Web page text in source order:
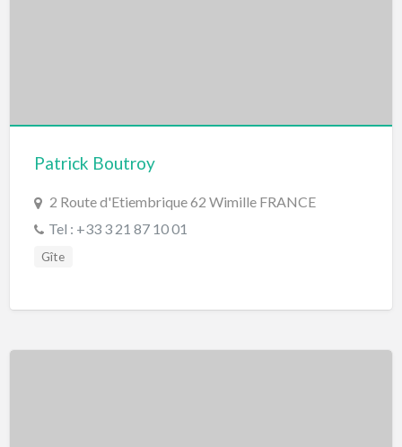
Patrick Boutroy
2 Route d'Etiembrique 62 Wimille FRANCE
Tel : +33 3 21 87 10 01
Gîte